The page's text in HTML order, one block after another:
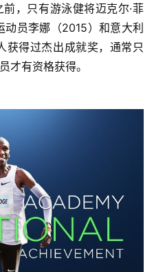
，只有游泳健将迈克尔·菲
员李娜（2015）和意大利
获得过杰出成就奖，通常只
才有资格获得。